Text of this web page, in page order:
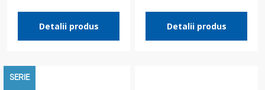
Detalii produs Detalii produs
SERIE